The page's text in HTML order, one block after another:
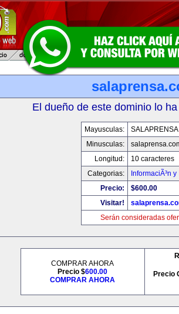
El dueño de este dominio lo
Mayusculas:
Minusculas:
Longitud:
10 caracteres
Categorias:
InformaciÃ³n
Precio:
$600.00
Visitar!
Serán consideradas
COMPRAR AHORA
Precio $600.00
COMPRAR AHORA
Precio